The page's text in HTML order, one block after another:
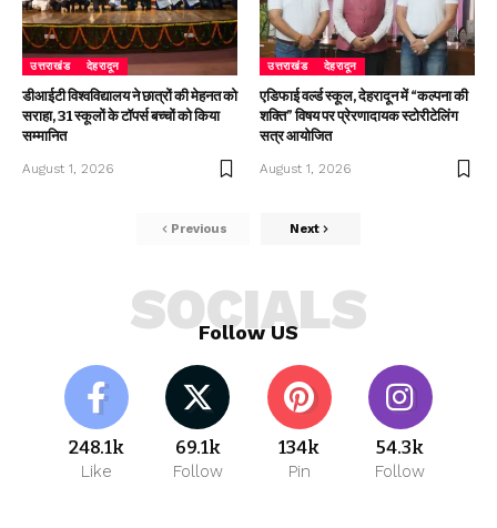
उत्तराखंड देहरादून
डीआईटी विश्वविद्यालय ने छात्रों की मेहनत को
सराहा, 31 स्कूलों के टॉपर्स बच्चों को किया
सम्मानित
August 1, 2026
उत्तराखंड देहरादून
एडिफाई वर्ल्ड स्कूल, देहरादून में “कल्पना की
शक्ति” विषय पर प्रेरणादायक स्टोरीटेलिंग
सत्र आयोजित
August 1, 2026
Previous Next
Follow US
SOCIALS
248.1k
Like
69.1k
Follow
134k
Pin
54.3k
Follow